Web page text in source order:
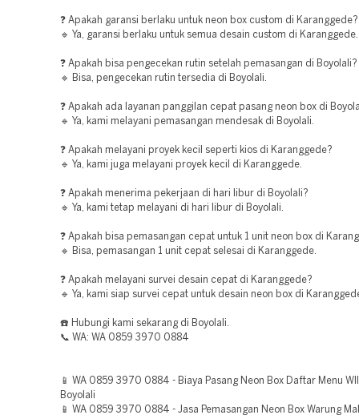
❓ Apakah garansi berlaku untuk neon box custom di Karanggede?
🔹 Ya, garansi berlaku untuk semua desain custom di Karanggede.
❓ Apakah bisa pengecekan rutin setelah pemasangan di Boyolali?
🔹 Bisa, pengecekan rutin tersedia di Boyolali.
❓ Apakah ada layanan panggilan cepat pasang neon box di
🔹 Ya, kami melayani pemasangan mendesak di Boyolali.
❓ Apakah melayani proyek kecil seperti kios di Karanggede?
🔹 Ya, kami juga melayani proyek kecil di Karanggede.
❓ Apakah menerima pekerjaan di hari libur di Boyolali?
🔹 Ya, kami tetap melayani di hari libur di Boyolali.
❓ Apakah bisa pemasangan cepat untuk 1 unit neon box di
🔹 Bisa, pemasangan 1 unit cepat selesai di Karanggede.
❓ Apakah melayani survei desain cepat di Karanggede?
🔹 Ya, kami siap survei cepat untuk desain neon box di
☎️ Hubungi kami sekarang di Boyolali.
📞 WA: WA 0859 3970 0884
📱 WA 0859 3970 0884 - Biaya Pasang Neon Box Daftar Menu
Boyolali
📱 WA 0859 3970 0884 - Jasa Pemasangan Neon Box Warung